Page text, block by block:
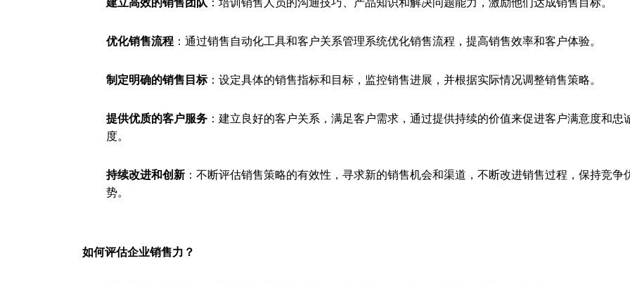
优化销售流程 ：通过销售自动化工具和客户关系管理系统优化销售流程，提高销售效率和客户体验。
制定明确的销售目标：设定具体的销售指标和目标，监控销售进展，并根据实际情况调整销售策略。
提供优质的客户服务 ：建立良好的客户关系，满足客户需求，通过提供持续的价值来促进客户满意度和忠
度。
持续改进和创新 ：不断评估销售策略的有效性，寻求新的销售机会和渠道，不断改进销售过程，保持竞争
势。
如何评估企业销售力？